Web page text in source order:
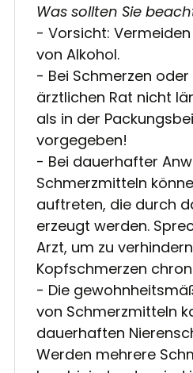
Was sollten Sie
- Vorsicht:
von Alkohol.
- Bei Schmerzen
ärztlichen Rat nicht
als in der
vorgegeben!
- Bei dauerhafter
Schmerzmitteln
auftreten, die durch
erzeugt werden.
Arzt, um zu
Kopfschmerzen
- Die
von Schmerzmitteln
dauerhaften
Werden mehrere